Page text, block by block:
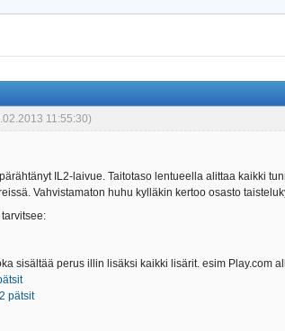
11:55:30)
IL2-laivue. Taitotaso lentueella alittaa kaikki
Vahvistamaton huhu kylläkin kertoo osasto
sisältää perus illin lisäksi kaikki lisärit. esim Play.com
pätsit